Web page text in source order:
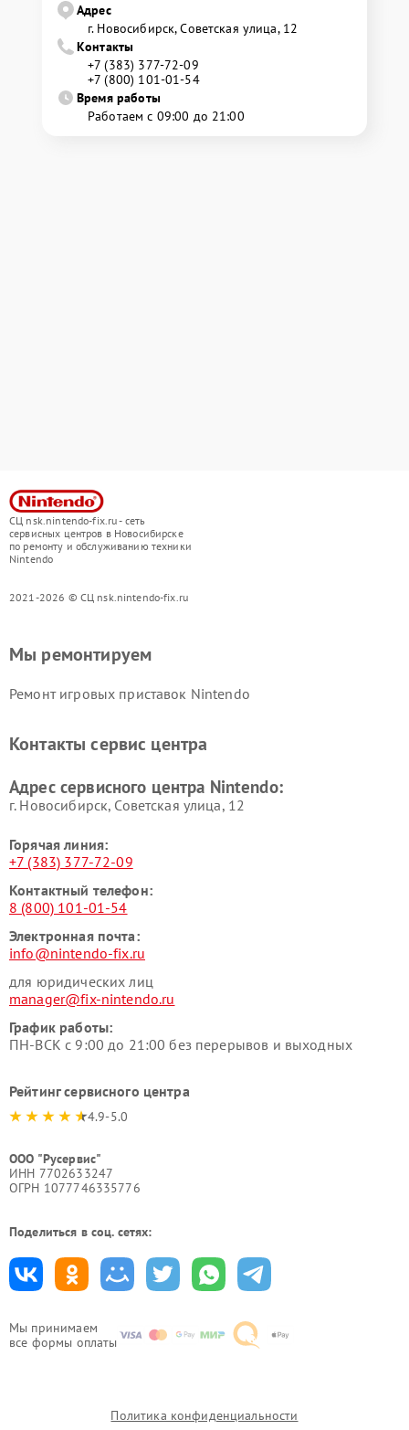
Адрес
г. Новосибирск, Советская улица, 12
Контакты
+7 (383) 377-72-09
+7 (800) 101-01-54
Время работы
Работаем с 09:00 до 21:00
СЦ nsk.nintendo-fix.ru - сеть
сервисных центров в Новосибирске
по ремонту и обслуживанию техники
Nintendo
2021-2026 © СЦ nsk.nintendo-fix.ru
Мы принимаем
все формы оплаты
Мы ремонтируем
Ремонт игровых приставок Nintendo
Контакты сервис центра
Адрес сервисного центра Nintendo:
г. Новосибирск, Советская улица, 12
Горячая линия:
+7 (383) 377-72-09
Контактный телефон:
8 (800) 101-01-54
Электронная почта:
info@nintendo-fix.ru
для юридических лиц
manager@fix-nintendo.ru
График работы:
ПН-ВСК с 9:00 до 21:00 без перерывов и выходных
Рейтинг сервисного центра
4.9-5.0
ООО "Русервис"
ИНН 7702633247
ОГРН 1077746335776
Поделиться в соц. сетях:
Политика конфиденциальности